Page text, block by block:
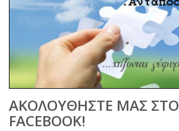
ΑΚΟΛΟΥΘΗΣΤΕ ΜΑΣ ΣΤΟ
FACEBOOK!